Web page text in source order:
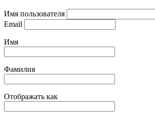
Имя пользователя
Email
Имя
Фамилия
Отображать как